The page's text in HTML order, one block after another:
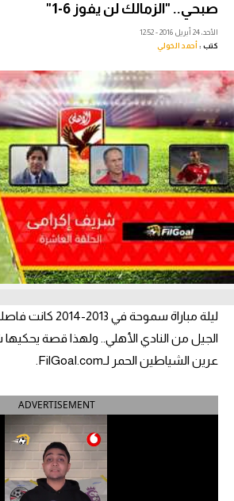
فانتازي في الجول
فيديوهات
عدسات
آراء حرة
ركن الألعاب
بطولات
أمريكا 2026
الدوري الإنجليزي الممتاز
الدوري الإسباني
صبحي.. "الزمالك لن يفوز 6-1"
الأحد، 24 أبريل 2016 - 12:52
كتب : أحمد الخولي
ليلة مباراة سموحة
الجيل من النادي الأهلي.. ولهذا قصة
عرين الشياطين الحمر لـFilGoal.com.
ADVERTISEMENT